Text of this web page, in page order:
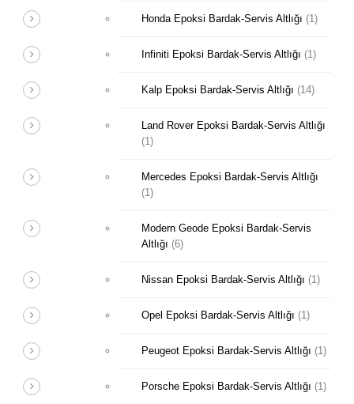
Honda Epoksi Bardak-Servis Altlığı (1)
Infiniti Epoksi Bardak-Servis Altlığı (1)
Kalp Epoksi Bardak-Servis Altlığı (14)
Land Rover Epoksi Bardak-Servis Altlığı
(1)
Mercedes Epoksi Bardak-Servis Altlığı
(1)
Modern Geode Epoksi Bardak-Servis
Altlığı (6)
Nissan Epoksi Bardak-Servis Altlığı (1)
Opel Epoksi Bardak-Servis Altlığı (1)
Peugeot Epoksi Bardak-Servis Altlığı (1)
Porsche Epoksi Bardak-Servis Altlığı (1)